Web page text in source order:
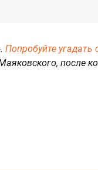
Попробуйте угадать
после